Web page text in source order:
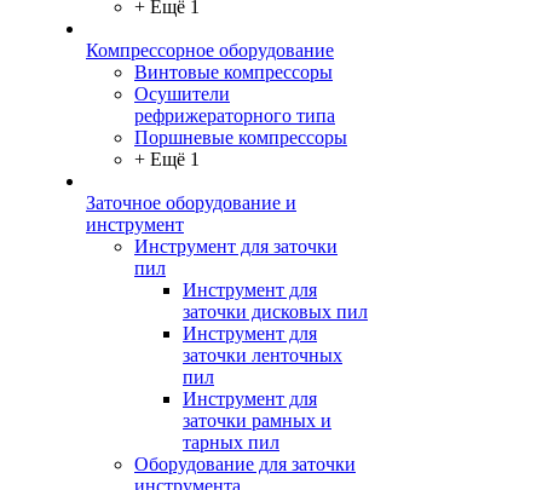
+ Ещё 1
Компрессорное оборудование
Винтовые компрессоры
Осушители
рефрижераторного типа
Поршневые компрессоры
+ Ещё 1
Заточное оборудование и
инструмент
Инструмент для заточки
пил
Инструмент для
заточки дисковых пил
Инструмент для
заточки ленточных
пил
Инструмент для
заточки рамных и
тарных пил
Оборудование для заточки
инструмента